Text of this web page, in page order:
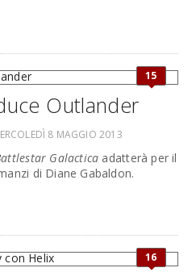
15
Outlander
8 MAGGIO 2013
Galactica adatterà per il
di Diane Gabaldon.
16